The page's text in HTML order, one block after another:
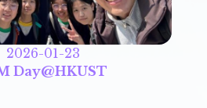
2026-01-23
Day@HKUST